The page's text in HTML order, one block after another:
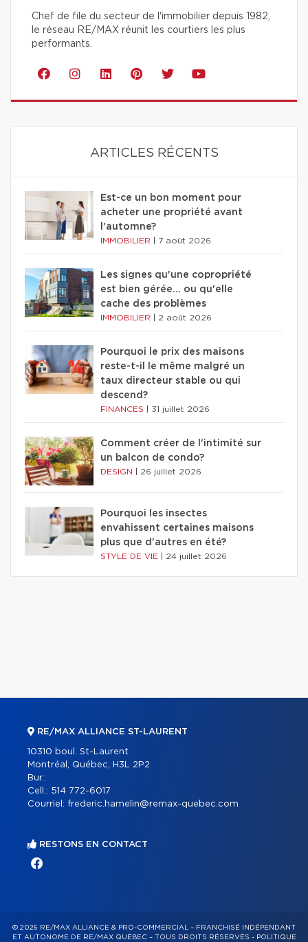
Chef de file du secteur de l'immobilier depuis 1982,
le réseau RE/MAX réunit les courtiers les plus
performants.
ARTICLES RÉCENTS
Est-ce un bon moment pour
acheter une propriété avant
l'automne?
IMMOBILIER 7 août 2026
Les signes qu'une copropriété
est bien gérée… ou qu'elle
cache des problèmes
IMMOBILIER 2 août 2026
Pourquoi le prix des maisons
reste-t-il le même malgré un
taux directeur stable ou qui
descend?
FINANCES 31 juillet 2026
Comment créer de l'intimité sur
un balcon de condo?
DESIGN 26 juillet 2026
Pourquoi les insectes
envahissent certaines maisons
plus que d'autres en été?
STYLE DE VIE 24 juillet 2026
RE/MAX ALLIANCE ST-LAURENT
10310 boul. St-Laurent
Montréal, Québec, H3L 2P2
Bur.:
Cell.: 514 772-6017
Courriel: frederic.hamelin@remax-quebec.com
RESTONS EN CONTACT
© 2026 RE/MAX ALLIANCE & PRO-COMMERCIAL – FRANCHISÉ INDÉPENDANT
ET AUTONOME DE RE/MAX QUÉBEC – TOUS DROITS RÉSERVÉS - POLITIQUE